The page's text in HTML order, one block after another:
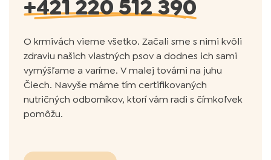
+421 220 512 390
O krmivách vieme všetko. Začali sme s nimi kvôli
zdraviu našich vlastných psov a dodnes ich sami
vymýšľame a varíme. V malej továrni na juhu
Čiech. Navyše máme tím certifikovaných
nutričných odborníkov, ktorí vám radi s čímkoľvek
pomôžu.